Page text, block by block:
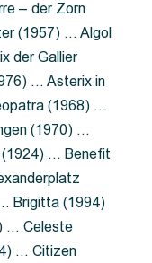
– der Zorn
(1957) … Algol
der Gallier
… Asterix in
(1968) …
(1970) …
(1924) … Benefit
Brigitta (1994)
… Celeste
… Citizen